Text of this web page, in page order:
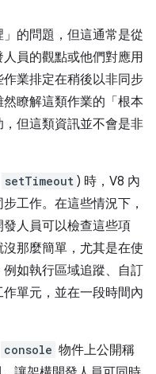
的問題，但這通常是從
員的觀點或他們對應用
業排定在稍後以非同步
瞭解這類作業的「根本
但這類資訊並不會是非
setTimeout ) 時，V8 內
工作。在這些情況下，
人員可以檢查這些項
那麼簡單，尤其是在使
如執行區域追蹤、自訂
單元，並在一段時間內
console 物件上公開稱